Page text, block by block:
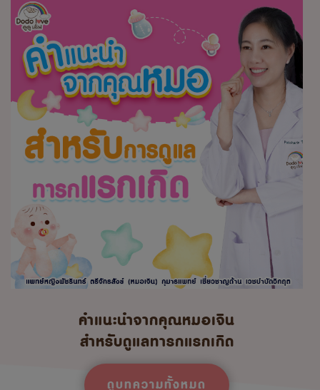
คำแนะนำจากคุณหมอเจิน
สำหรับดูแลทารกแรกเกิด
ดูบทความทั้งหมด